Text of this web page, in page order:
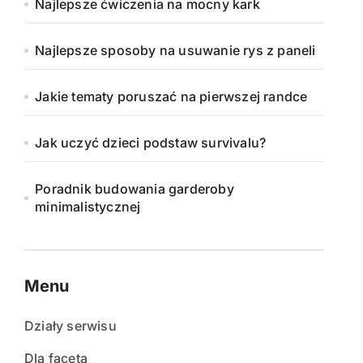
Najlepsze ćwiczenia na mocny kark
Najlepsze sposoby na usuwanie rys z paneli
Jakie tematy poruszać na pierwszej randce
Jak uczyć dzieci podstaw survivalu?
Poradnik budowania garderoby
minimalistycznej
Menu
Działy serwisu
Dla faceta